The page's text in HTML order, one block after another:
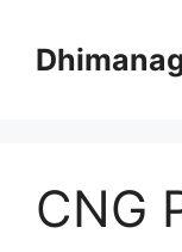
content
CNG